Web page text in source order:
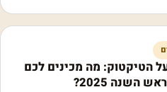
הטיקטוק: מה מכינים לכם
השנה 2025?